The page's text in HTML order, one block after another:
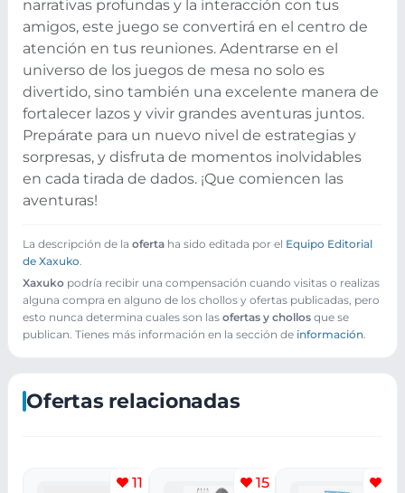
narrativas profundas y la interacción con tus
amigos, este juego se convertirá en el centro de
atención en tus reuniones. Adentrarse en el
universo de los juegos de mesa no solo es
divertido, sino también una excelente manera de
fortalecer lazos y vivir grandes aventuras juntos.
Prepárate para un nuevo nivel de estrategias y
sorpresas, y disfruta de momentos inolvidables
en cada tirada de dados. ¡Que comiencen las
aventuras!
La descripción de la oferta ha sido editada por el Equipo Editorial
de Xaxuko.
Xaxuko podría recibir una compensación cuando visitas o realizas
alguna compra en alguno de los chollos y ofertas publicadas, pero
esto nunca determina cuales son las ofertas y chollos que se
publican. Tienes más información en la sección de información.
Ofertas relacionadas
11 15